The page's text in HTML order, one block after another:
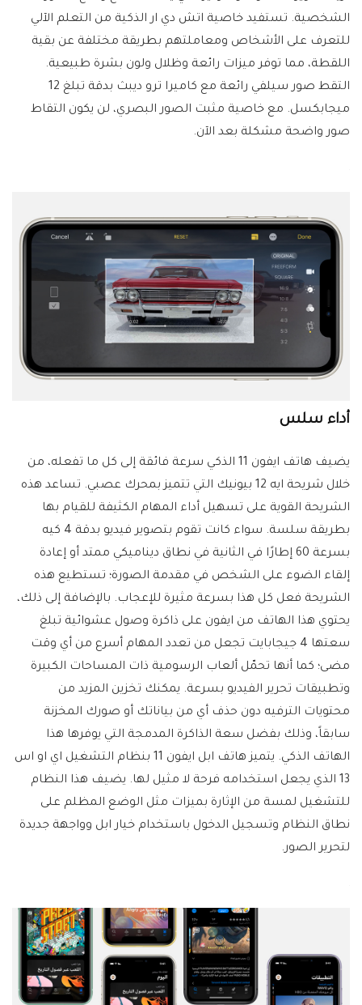
الشخصية. تستفيد خاصية اتش دي ار الذكية من التعلم الآلي
للتعرف على الأشخاص ومعاملتهم بطريقة مختلفة عن بقية
اللقطة، مما توفر ميزات رائعة وظلال ولون بشرة طبيعية.
التقط صور سيلفي رائعة مع كاميرا ترو ديبث بدقة تبلغ 12
ميجابكسل. مع خاصية مثبت الصور البصري، لن يكون التقاط
صور واضحة مشكلة بعد الآن.
أداء سلس
يضيف هاتف ايفون 11 الذكي سرعة فائقة إلى كل ما تفعله، من
خلال شريحة ايه 12 بيونيك التي تتميز بمحرك عصبي. تساعد هذه
الشريحة القوية على تسهيل أداء المهام الكثيفة للقيام بها
بطريقة سلسة. سواء كانت تقوم بتصوير فيديو بدقة 4 كيه
بسرعة 60 إطارًا في الثانية في نطاق ديناميكي ممتد أو إعادة
إلقاء الضوء على الشخص في مقدمة الصورة؛ تستطيع هذه
الشريحة فعل كل هذا بسرعة مثيرة للإعجاب. بالإضافة إلى ذلك،
يحتوي هذا الهاتف من ايفون على ذاكرة وصول عشوائية تبلغ
سعتها 4 جيجابايت تجعل من تعدد المهام أسرع من أي وقت
مضى؛ كما أنها تحمّل ألعاب الرسومية ذات المساحات الكبيرة
وتطبيقات تحرير الفيديو بسرعة. يمكنك تخزين المزيد من
محتويات الترفيه دون حذف أي من بياناتك أو صورك المخزنة
سابقاً، وذلك بفضل سعة الذاكرة المدمجة التي يوفرها هذا
الهاتف الذكي. يتميز هاتف ابل ايفون 11 بنظام التشغيل اي او اس
13 الذي يجعل استخدامه فرحة لا مثيل لها. يضيف هذا النظام
للتشغيل لمسة من الإثارة بميزات مثل الوضع المظلم على
نطاق النظام وتسجيل الدخول باستخدام خيار ابل وواجهة جديدة
لتحرير الصور.